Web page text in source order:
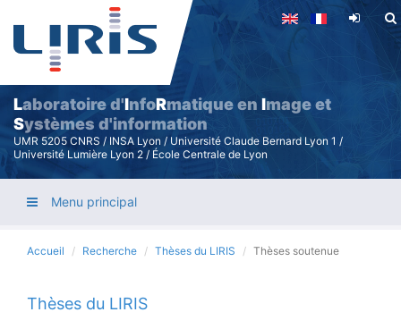
Aller
contenu
principal
Laboratoire d'InfoRmatique en Image et
Systèmes d'information
UMR 5205 CNRS / INSA Lyon / Université Claude Bernard Lyon 1 /
Université Lumière Lyon 2 / École Centrale de Lyon
Menu principal
Accueil Recherche Thèses du LIRIS Thèses soutenue
Thèses du LIRIS